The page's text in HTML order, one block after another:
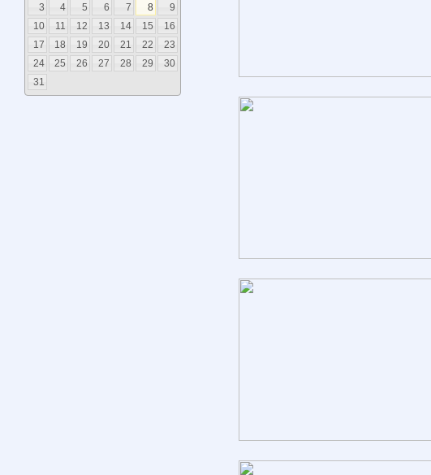
3
4 5 6 7 8
9
10
11 12 13 14 15
16
17
18 19 20 21 22
23
24
25 26 27 28 29
30
31